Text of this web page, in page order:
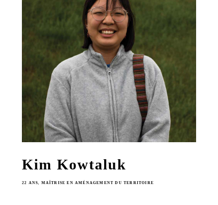
Kim Kowtaluk
22 ANS, MAÎTRISE EN AMÉNAGEMENT DU TERRITOIRE